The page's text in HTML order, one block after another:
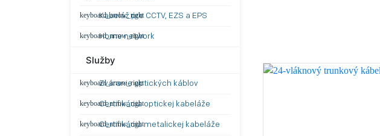
Kabeláž pre CCTV, EZS a EPS
Home network
Služby
Zváranie optických káblov
Certifikácia optickej kabeláže
Certifikácia metalickej kabeláže